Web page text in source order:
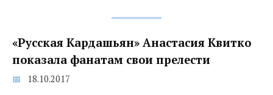
«Русская Кардашьян» Анастасия Квитко
показала фанатам свои прелести
18.10.2017